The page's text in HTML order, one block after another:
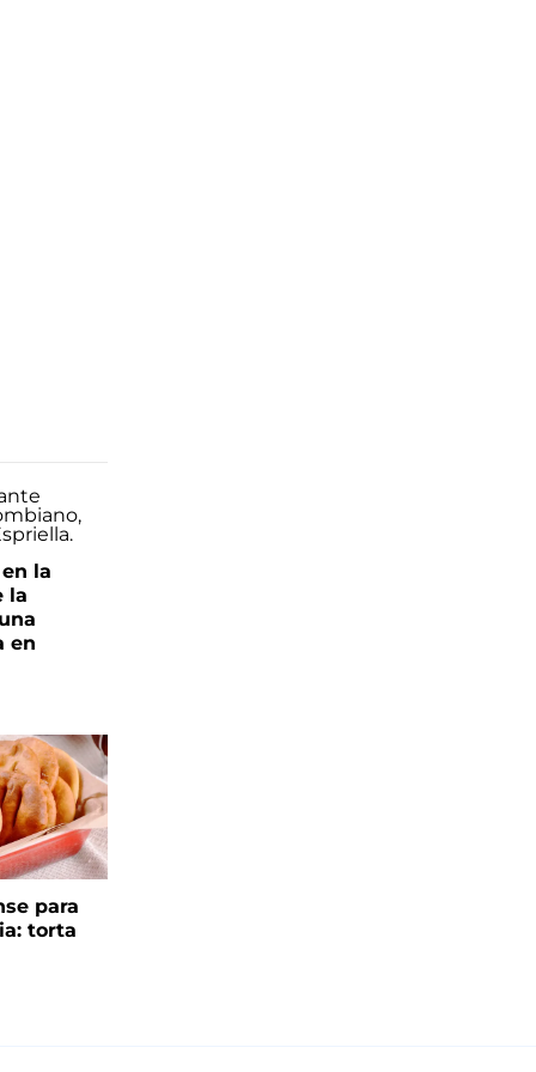
la
la
en
para
torta